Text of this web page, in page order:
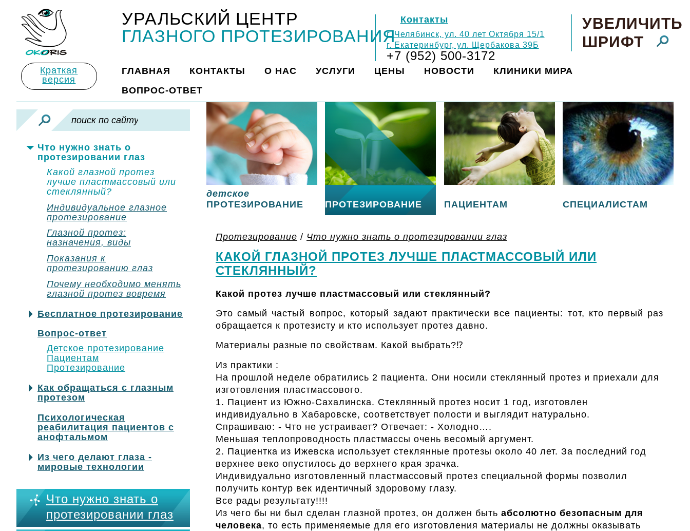
УРАЛЬСКИЙ ЦЕНТР
ГЛАЗНОГО ПРОТЕЗИРОВАНИЯ
Контакты
г. Челябинск, ул. 40 лет Октября 15/1
г. Екатеринбург, ул. Щербакова 39Б
+7 (952) 500-3172
УВЕЛИЧИТЬ
ШРИФТ
Краткая
версия
ГЛАВНАЯ КОНТАКТЫ О НАС УСЛУГИ ЦЕНЫ НОВОСТИ
КЛИНИКИ МИРА
ВОПРОС-ОТВЕТ
детское
ПРОТЕЗИРОВАНИЕ
ПРОТЕЗИРОВАНИЕ ПАЦИЕНТАМ СПЕЦИАЛИСТАМ
Что нужно знать о
протезировании глаз
Какой глазной протез
лучше пластмассовый или
стеклянный?
Индивидуальное глазное
протезирование
Глазной протез:
назначения, виды
Показания к
протезированию глаз
Почему необходимо менять
глазной протез вовремя
Бесплатное протезирование
Вопрос-ответ
Детское протезирование
Пациентам
Протезирование
Как обращаться с глазным
протезом
Психологическая
реабилитация пациентов с
анофтальмом
Из чего делают глаза -
мировые технологии
Что нужно знать о
протезировании глаз
Протезирование / Что нужно знать о протезировании глаз
КАКОЙ ГЛАЗНОЙ ПРОТЕЗ ЛУЧШЕ ПЛАСТМАССОВЫЙ ИЛИ
СТЕКЛЯННЫЙ?
Какой протез лучше пластмассовый или стеклянный?
Это самый частый вопрос, который задают практически все пациенты: тот, кто первый раз
обращается к протезисту и кто использует протез давно.
Материалы разные по свойствам. Какой выбрать?⁉
Из практики :
На прошлой неделе обратились 2 пациента. Они носили стеклянный протез и приехали для
изготовления пластмассового.
1. Пациент из Южно-Сахалинска. Стеклянный протез носит 1 год, изготовлен
индивидуально в Хабаровске, соответствует полости и выглядит натурально.
Спрашиваю: - Что не устраивает? Отвечает: - Холодно….
Меньшая теплопроводность пластмассы очень весомый аргумент.
2. Пациентка из Ижевска использует стеклянные протезы около 40 лет. За последний год
верхнее веко опустилось до верхнего края зрачка.
Индивидуально изготовленный пластмассовый протез специальной формы позволил
получить контур век идентичный здоровому глазу.
Все рады результату!!!!
Из чего бы ни был сделан глазной протез, он должен быть абсолютно безопасным для
человека, то есть применяемые для его изготовления материалы не должны оказывать